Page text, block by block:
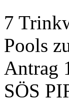
7
Pools
Antrag
SÖS